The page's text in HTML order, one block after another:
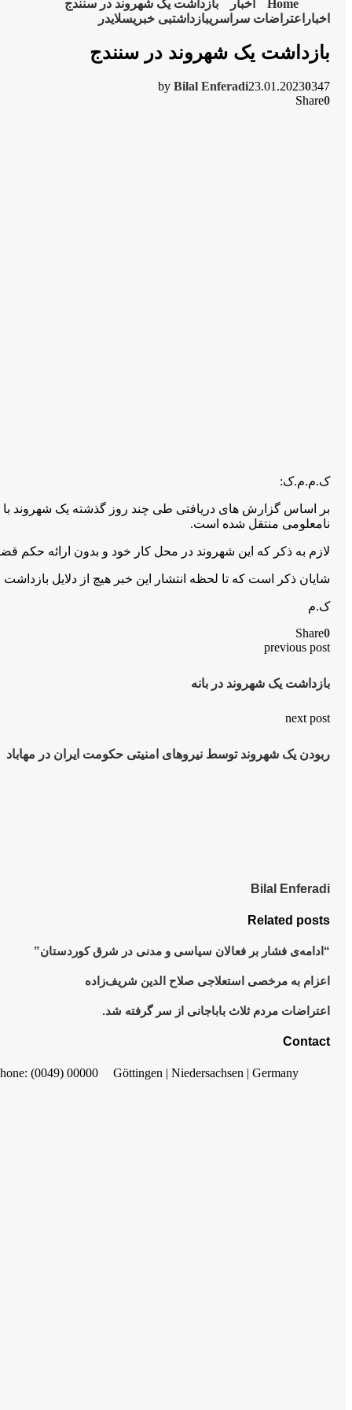
Home اخبار
بازداشت یک شهروند در سنندج
اخبار اعتراضات سراسریبازداشتبی خبریسلایدر
بازداشت یک شهروند در سنندج
by Bilal Enferadi23.01.20230347
Share0
ک.م.م.ک:
نامعلومی منتقل شده است.
لازم به ذکر که این شهروند در محل کار خود و بدون ارائه
شایان ذکر است که تا لحظه انتشار این خبر هیچ از دلایل
ک.م
Share0
previous post
بازداشت یک شهروند در بانه
next post
ربودن یک شهروند توسط نیروهای امنیتی حکومت ایران در مهاباد
Bilal Enferadi
Related posts
“ادامەی فشار بر فعالان سیاسی و مدنی در شرق کوردستان”
اعزام به مرخصی استعلاجی صلاح الدین شریف‌زاده
اعتراضات مردم ثلاث باباجانی از سر گرفتە شد.
Contact
Göttingen | Niedersachsen | Germany
(0049) 00000